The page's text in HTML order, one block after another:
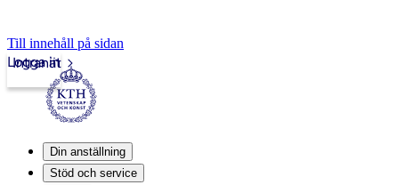
Till innehåll på sidan
Intranät
Logga in
Din anställning
Stöd och service